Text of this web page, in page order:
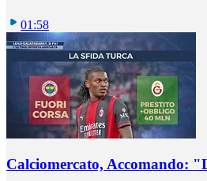
01:58
Calciomercato, Accomando: